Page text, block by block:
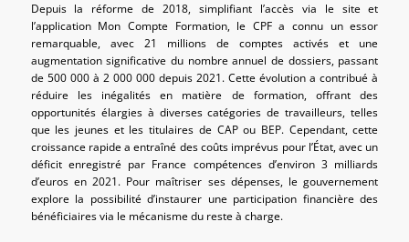
Depuis la réforme de 2018, simplifiant l’accès via le site et
l’application Mon Compte Formation, le CPF a connu un essor
remarquable, avec 21 millions de comptes activés et une
augmentation significative du nombre annuel de dossiers, passant
de 500 000 à 2 000 000 depuis 2021. Cette évolution a contribué à
réduire les inégalités en matière de formation, offrant des
opportunités élargies à diverses catégories de travailleurs, telles
que les jeunes et les titulaires de CAP ou BEP. Cependant, cette
croissance rapide a entraîné des coûts imprévus pour l’État, avec un
déficit enregistré par France compétences d’environ 3 milliards
d’euros en 2021. Pour maîtriser ses dépenses, le gouvernement
explore la possibilité d’instaurer une participation financière des
bénéficiaires via le mécanisme du reste à charge.